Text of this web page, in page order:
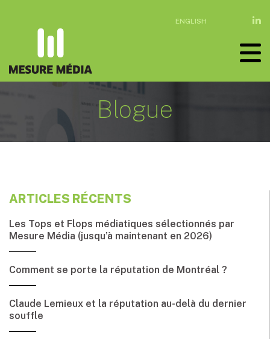
ENGLISH
Blogue
ARTICLES RÉCENTS
Les Tops et Flops médiatiques sélectionnés par
Mesure Média (jusqu’à maintenant en 2026)
Comment se porte la réputation de Montréal ?
Claude Lemieux et la réputation au-delà du dernier
souffle